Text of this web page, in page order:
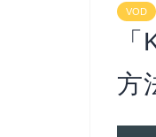
VOD
方